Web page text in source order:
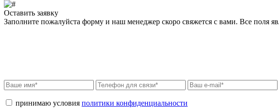
Оставить заявку
Заполните пожалуйста форму и наш менеджер скоро свяжется с вами. Все поля
принимаю условия политики конфиденциальности